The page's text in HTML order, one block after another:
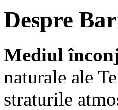
Despre
Mediul
naturale ale
straturile